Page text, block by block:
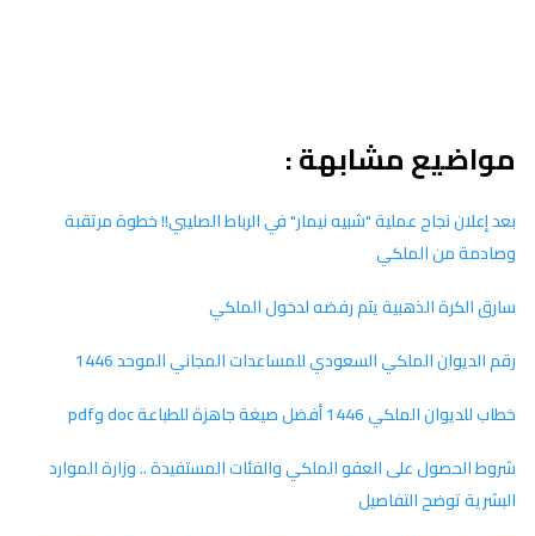
مواضيع مشابهة :
بعد إعلان نجاح عملية "شبيه نيمار" في الرباط الصليبي!! خطوة مرتقبة
وصادمة من الملكي
سارق الكرة الذهبية يتم رفضه لدخول الملكي
رقم الديوان الملكي السعودي للمساعدات المجاني الموحد 1446
خطاب للديوان الملكي 1446 أفضل صيغة جاهزة للطباعة doc وpdf
شروط الحصول على العفو الملكي والفئات المستفيدة .. وزارة الموارد
البشرية توضح التفاصيل